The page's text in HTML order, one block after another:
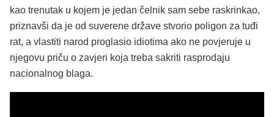
kao trenutak u kojem je jedan čelnik sam sebe raskrinkao,
priznavši da je od suverene države stvorio poligon za tuđi
rat, a vlastiti narod proglasio idiotima ako ne povjeruje u
njegovu priču o zavjeri koja treba sakriti rasprodaju
nacionalnog blaga.